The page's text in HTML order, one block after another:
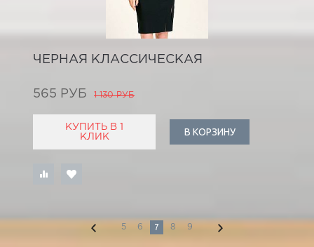
ЧЕРНАЯ КЛАССИЧЕСКАЯ
565 РУБ 1 130 РУБ
КУПИТЬ В 1
КЛИК
В КОРЗИНУ
5 6 7 8 9